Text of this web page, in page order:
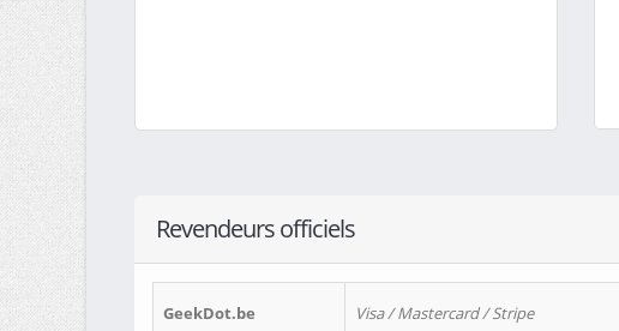
Revendeurs officiels
GeekDot.be Visa / Mastercard / Stripe